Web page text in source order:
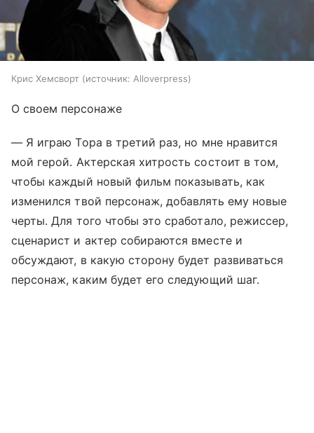
Крис Хемсворт источник: Alloverpress
О своем персонаже
— Я играю Тора в третий раз, но мне нравится
мой герой. Актерская хитрость состоит в том,
чтобы каждый новый фильм показывать, как
изменился твой персонаж, добавлять ему новые
черты. Для того чтобы это сработало, режиссер,
сценарист и актер собираются вместе и
обсуждают, в какую сторону будет развиваться
персонаж, каким будет его следующий шаг.